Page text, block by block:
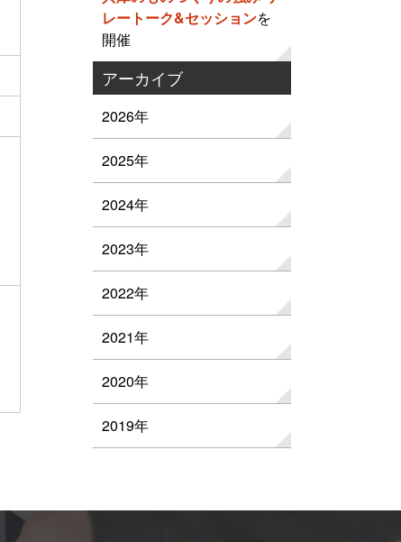
レートーク&セッションを
開催
アーカイブ
2026年
2025年
2024年
2023年
2022年
2021年
2020年
2019年